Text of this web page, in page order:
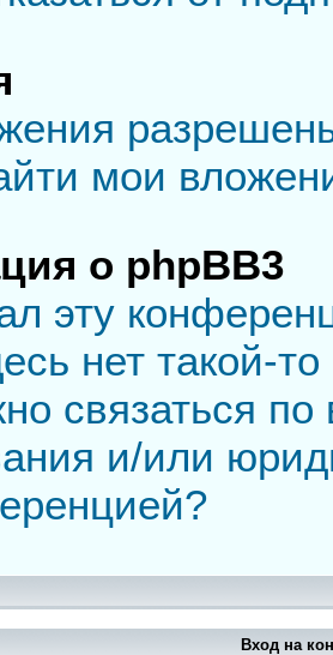
мои
о phpBB3
эту
нет такой-
связаться по
и/или
Вход на